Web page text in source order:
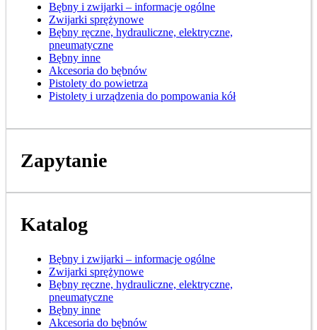
Bębny i zwijarki – informacje ogólne
Zwijarki sprężynowe
Bębny ręczne, hydrauliczne, elektryczne,
pneumatyczne
Bębny inne
Akcesoria do bębnów
Pistolety do powietrza
Pistolety i urządzenia do pompowania kół
Zapytanie
Katalog
Bębny i zwijarki – informacje ogólne
Zwijarki sprężynowe
Bębny ręczne, hydrauliczne, elektryczne,
pneumatyczne
Bębny inne
Akcesoria do bębnów